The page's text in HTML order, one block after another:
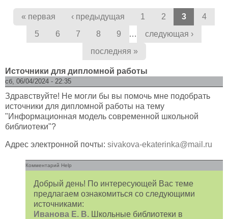
Страницы
« первая ‹ предыдущая 1 2 3
4
5
6 7 8 9 …
следующая ›
последняя »
Источники для дипломной работы
сб, 06/04/2024 - 22:35
Здравствуйте! Не могли бы вы помочь мне подобрать
источники для дипломной работы на тему
"Информационная модель современной школьной
библиотеки"?
Адрес электронной почты: sivakova-ekaterinka@mail.ru
Комментарий Help
Добрый день! По интересующей Вас теме
предлагаем ознакомиться со следующими
источниками:
Иванова Е. В. Школьные библиотеки в